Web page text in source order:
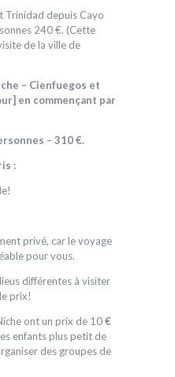
Trinidad depuis Cayo
240 €. (Cette
de la ville de
– Cienfuegos et
en commençant par
– 310 €.
:
privé, car le voyage
pour vous.
différentes à visiter
prix!
ont un prix de 10€
enfants plus petit de
des groupes de